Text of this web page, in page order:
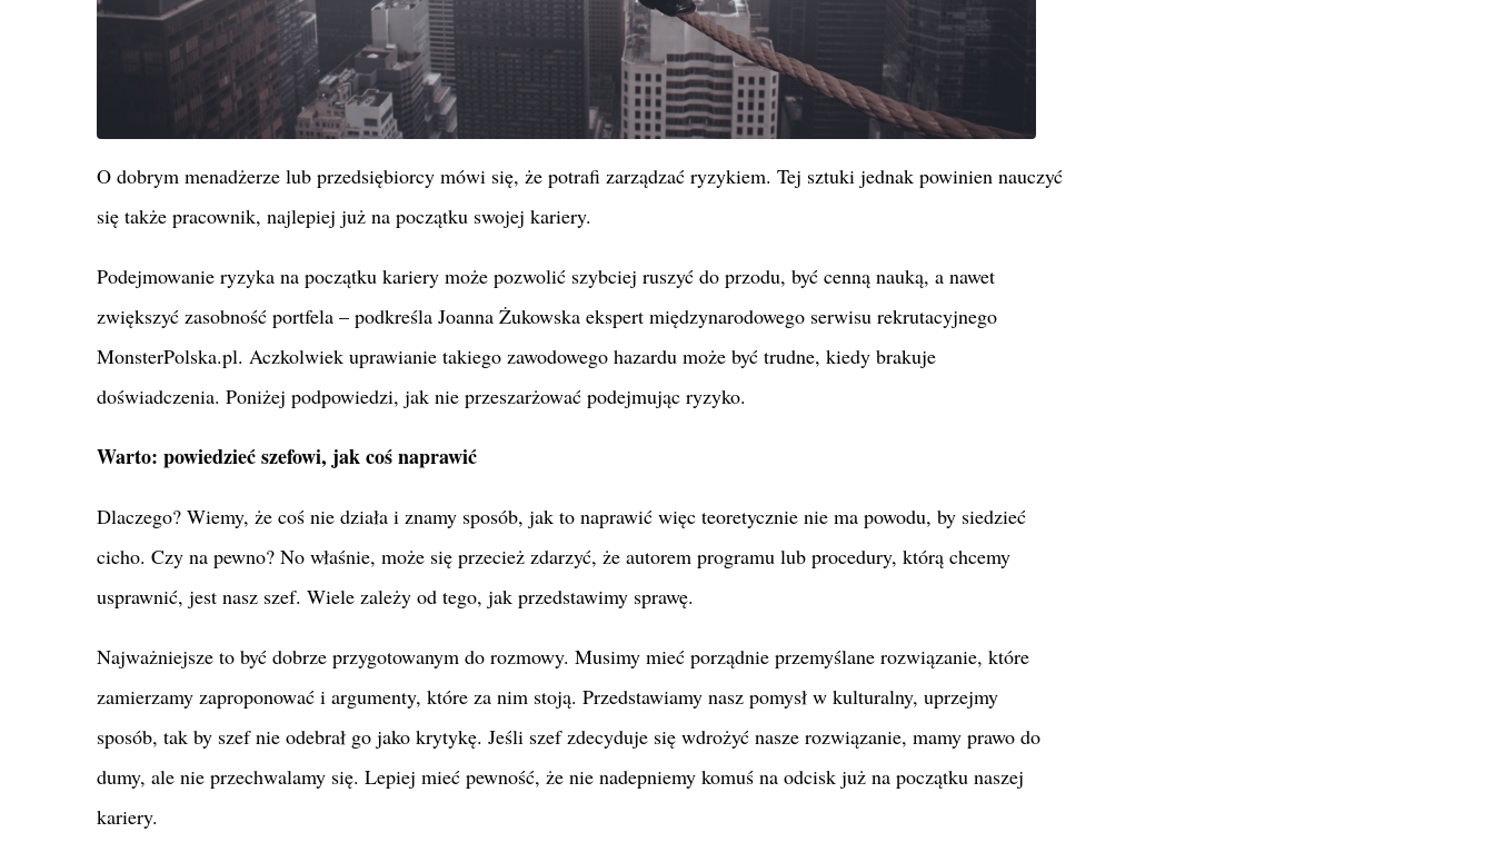
O dobrym menadżerze lub przedsiębiorcy mówi się, że potrafi zarządzać ryzykiem. Tej sztuki jednak powinien nauczyć
się także pracownik, najlepiej już na początku swojej kariery.
Podejmowanie ryzyka na początku kariery może pozwolić szybciej ruszyć do przodu, być cenną nauką, a nawet
zwiększyć zasobność portfela – podkreśla Joanna Żukowska ekspert międzynarodowego serwisu rekrutacyjnego
MonsterPolska.pl. Aczkolwiek uprawianie takiego zawodowego hazardu może być trudne, kiedy brakuje
doświadczenia. Poniżej podpowiedzi, jak nie przeszarżować podejmując ryzyko.
Warto: powiedzieć szefowi, jak coś naprawić
Dlaczego? Wiemy, że coś nie działa i znamy sposób, jak to naprawić więc teoretycznie nie ma powodu, by siedzieć
cicho. Czy na pewno? No właśnie, może się przecież zdarzyć, że autorem programu lub procedury, którą chcemy
usprawnić, jest nasz szef. Wiele zależy od tego, jak przedstawimy sprawę.
Najważniejsze to być dobrze przygotowanym do rozmowy. Musimy mieć porządnie przemyślane rozwiązanie, które
zamierzamy zaproponować i argumenty, które za nim stoją. Przedstawiamy nasz pomysł w kulturalny, uprzejmy
sposób, tak by szef nie odebrał go jako krytykę. Jeśli szef zdecyduje się wdrożyć nasze rozwiązanie, mamy prawo do
dumy, ale nie przechwalamy się. Lepiej mieć pewność, że nie nadepniemy komuś na odcisk już na początku naszej
kariery.